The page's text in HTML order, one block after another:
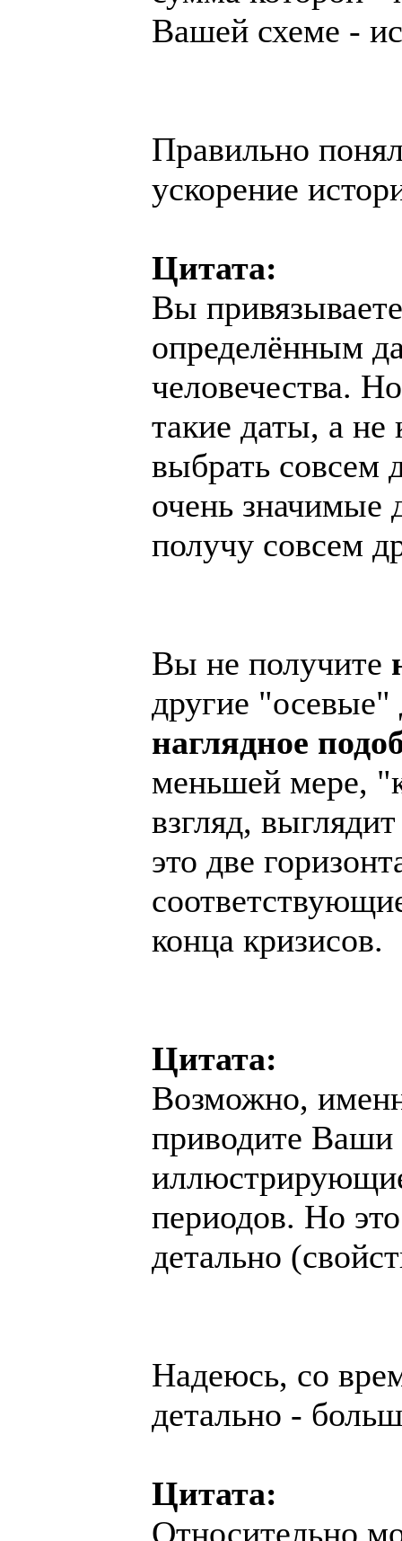
Вашей схеме -
Правильно
ускорение
Цитата:
Вы
определённым
человечества.
такие даты, а не
выбрать совсем
очень значимые
получу совсем
Вы не получите
другие "осевые"
наглядное
меньшей мере,
взгляд,
это две
конца кризисов.
Цитата:
Возможно,
приводите
периодов. Но
детально
Надеюсь, со
детально -
Цитата:
Относительно